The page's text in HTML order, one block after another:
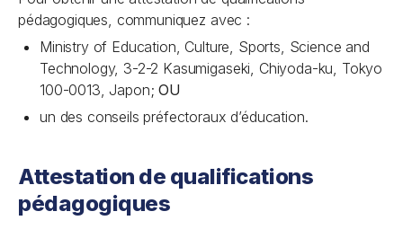
pédagogiques, communiquez avec :
Ministry of Education, Culture, Sports, Science and
Technology, 3-2-2 Kasumigaseki, Chiyoda-ku, Tokyo
100-0013, Japon;OU
un des conseils préfectoraux d’éducation.
Attestation de qualifications
pédagogiques